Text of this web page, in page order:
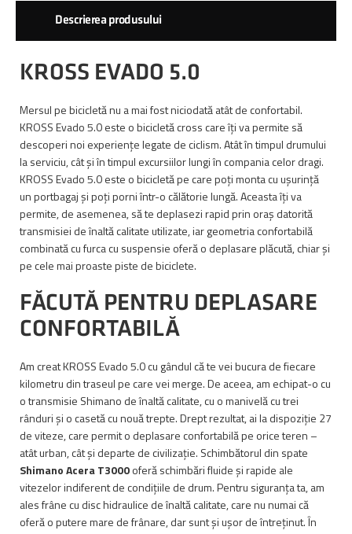
Descrierea produsului
KROSS EVADO 5.0
Mersul pe bicicletă nu a mai fost niciodată atât de confortabil.
KROSS Evado 5.0 este o bicicletă cross care îți va permite să
descoperi noi experiențe legate de ciclism. Atât în timpul drumului
la serviciu, cât și în timpul excursiilor lungi în compania celor dragi.
KROSS Evado 5.0 este o bicicletă pe care poți monta cu ușurință
un portbagaj și poți porni într-o călătorie lungă. Aceasta îți va
permite, de asemenea, să te deplasezi rapid prin oraș datorită
transmisiei de înaltă calitate utilizate, iar geometria confortabilă
combinată cu furca cu suspensie oferă o deplasare plăcută, chiar și
pe cele mai proaste piste de biciclete.
FĂCUTĂ PENTRU DEPLASARE
CONFORTABILĂ
Am creat KROSS Evado 5.0 cu gândul că te vei bucura de fiecare
kilometru din traseul pe care vei merge. De aceea, am echipat-o cu
o transmisie Shimano de înaltă calitate, cu o manivelă cu trei
rânduri și o casetă cu nouă trepte. Drept rezultat, ai la dispoziție 27
de viteze, care permit o deplasare confortabilă pe orice teren –
atât urban, cât și departe de civilizație. Schimbătorul din spate
Shimano Acera T3000oferă schimbări fluide și rapide ale
vitezelor indiferent de condițiile de drum. Pentru siguranța ta, am
ales frâne cu disc hidraulice de înaltă calitate, care nu numai că
oferă o putere mare de frânare, dar sunt și ușor de întreținut. În